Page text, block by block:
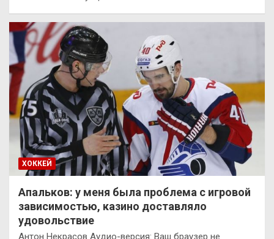
ХОККЕЙ
Апальков: у меня была проблема с игровой
зависимостью, казино доставляло
удовольствие
Антон Некрасов Аудио-версия: Ваш браузер не